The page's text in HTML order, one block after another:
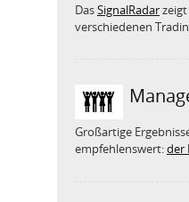
DasSignalRadar
verschiedenen
Großartige
empfehlenswert:der